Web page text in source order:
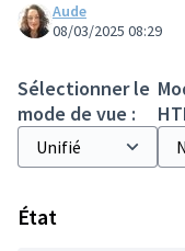
Aude
08/03/2025 08:29
Sélectionner le
mode de vue :
État